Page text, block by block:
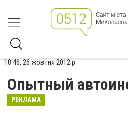
10:46, 26 жовтня 2012 р.
Опытный
РЕКЛАМА